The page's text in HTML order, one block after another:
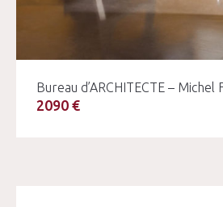
Bureau d’ARCHITECTE – Michel
2090 €